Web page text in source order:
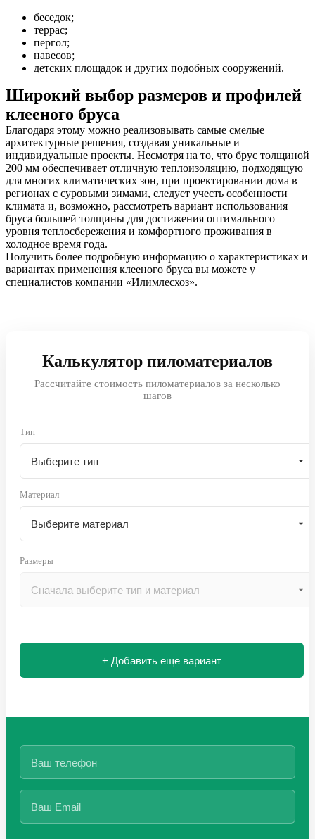
беседок;
террас;
пергол;
навесов;
детских площадок и других подобных сооружений.
Широкий выбор размеров и профилей
клееного бруса
Благодаря этому можно реализовывать самые смелые
архитектурные решения, создавая уникальные и
индивидуальные проекты. Несмотря на то, что брус толщиной
200 мм обеспечивает отличную теплоизоляцию, подходящую
для многих климатических зон, при проектировании дома в
регионах с суровыми зимами, следует учесть особенности
климата и, возможно, рассмотреть вариант использования
бруса большей толщины для достижения оптимального
уровня теплосбережения и комфортного проживания в
холодное время года.
Получить более подробную информацию о характеристиках и
вариантах применения клееного бруса вы можете у
специалистов компании «Илимлесхоз».
Калькулятор пиломатериалов
Рассчитайте стоимость пиломатериалов за несколько
шагов
Тип
Материал
Размеры
+ Добавить еще вариант